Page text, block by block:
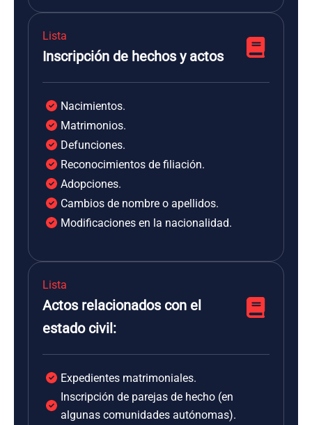
Lista
Inscripción de hechos y actos
Nacimientos.
Matrimonios.
Defunciones.
Reconocimientos de filiación.
Adopciones.
Cambios de nombre o apellidos.
Modificaciones en la nacionalidad.
Lista
Actos relacionados con el
estado civil:
Expedientes matrimoniales.
Inscripción de parejas de hecho (en
algunas comunidades autónomas).